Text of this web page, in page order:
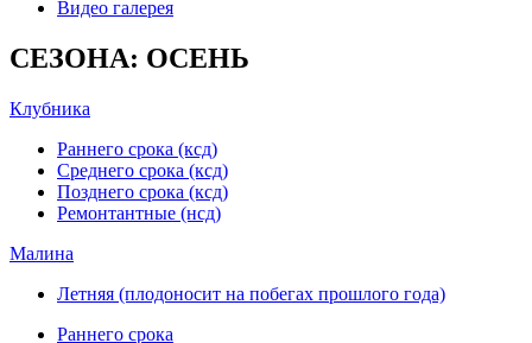
Видео галерея
СЕЗОНА: ОСЕНЬ
Клубника
Раннего срока (ксд)
Среднего срока (ксд)
Позднего срока (ксд)
Ремонтантные (нсд)
Малина
Летняя (плодоносит на побегах прошлого года)
Раннего срока